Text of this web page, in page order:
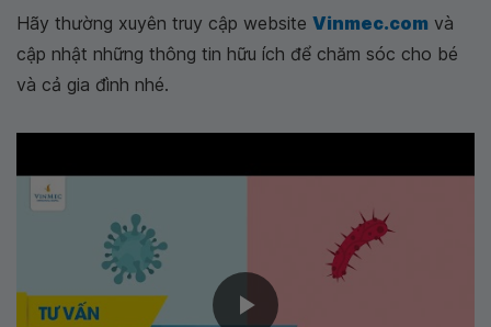
Hãy thường xuyên truy cập website Vinmec.com và
cập nhật những thông tin hữu ích để chăm sóc cho bé
và cả gia đình nhé.